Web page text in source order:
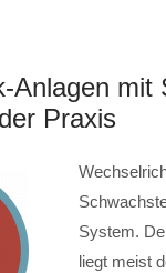
Anlagen mit
Praxis
System.
liegt meist